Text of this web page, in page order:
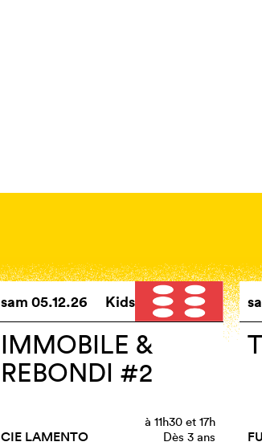
sam 05.12.26 Kids
IMMOBILE &
REBONDI #2
CIE LAMENTO
à11h30 et17h
Dès 3 ans